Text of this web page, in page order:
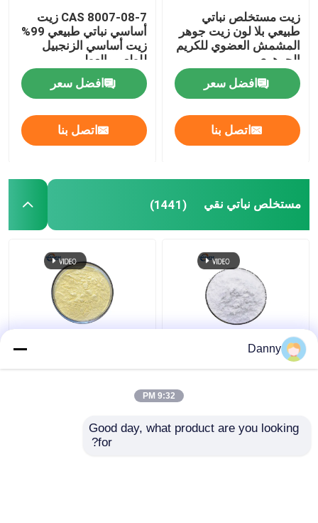
زيت مستخلص نباتي
طبيعي بلا لون زيت جوهر
المشمش العضوي للكريم
الجوهري
افضل سعر
اتصل بنا
CAS 8007-08-7 زيت
أساسي نباتي طبيعي 99%
زيت أساسي الزنجبيل
للطعم والعطور
افضل سعر
اتصل بنا
مستخلص نباتي نقي (1441)
98٪ نقية مركزة مستخلص
النباتات مسحوق لون
Danny
9:32 PM
Good day, what product are you looking
for?